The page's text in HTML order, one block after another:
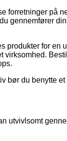
forretninger på
gennemfører
produkter for en
virksomhed.
bør du benytte
utvivlsomt